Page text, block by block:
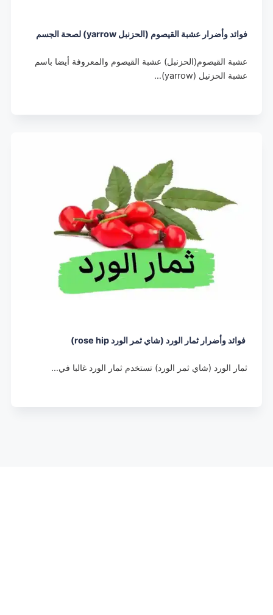
فوائد وأضرار عشبة القيصوم (الحزنبل yarrow) لصحة الجسم
عشبة القيصوم(الحزنبل) عشبة القيصوم والمعروفة أيضا باسم
عشبة الحزنيل (yarrow)…
فوائد وأضرار ثمار الورد (شاي ثمر الورد rose hip)
ثمار الورد (شاي ثمر الورد) تستخدم ثمار الورد غالبا في…